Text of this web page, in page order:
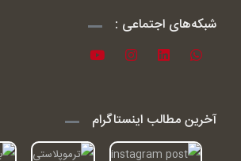
شبکه‌های اجتماعی :
آخرین مطالب اینستاگرام